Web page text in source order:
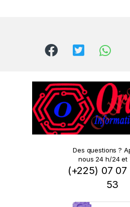
Des questions ?
nous 24 h/24 et
(+225) 07
53